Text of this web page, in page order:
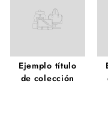
Ejemplo título
de colección